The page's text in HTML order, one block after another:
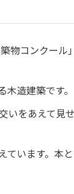
物コンクール
造建築です。
いをあえて見
ています。本